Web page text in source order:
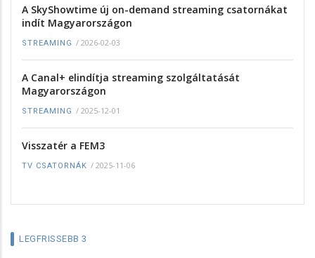
A SkyShowtime új on-demand streaming csatornákat
indít Magyarországon
STREAMING / 2026-02-03
A Canal+ elindítja streaming szolgáltatását
Magyarországon
STREAMING / 2025-12-01
Visszatér a FEM3
TV CSATORNÁK / 2025-11-06
LEGFRISSEBB 3